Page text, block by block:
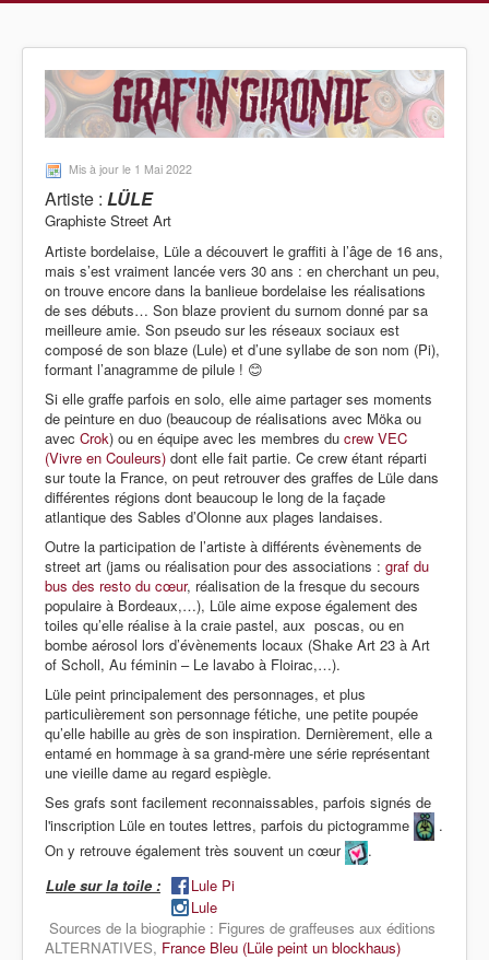
Mis à jour le 1 Mai 2022
Artiste : LÜLE
Graphiste Street Art
Artiste bordelaise, Lüle a découvert le graffiti à l’âge de 16 ans,
mais s’est vraiment lancée vers 30 ans : en cherchant un peu,
on trouve encore dans la banlieue bordelaise les réalisations
de ses débuts… Son blaze provient du surnom donné par sa
meilleure amie. Son pseudo sur les réseaux sociaux est
composé de son blaze (Lule) et d’une syllabe de son nom (Pi),
formant l’anagramme de pilule ! 😊
Si elle graffe parfois en solo, elle aime partager ses moments
de peinture en duo (beaucoup de réalisations avec Möka ou
avec Crok) ou en équipe avec les membres du crew VEC
(Vivre en Couleurs) dont elle fait partie. Ce crew étant réparti
sur toute la France, on peut retrouver des graffes de Lüle dans
différentes régions dont beaucoup le long de la façade
atlantique des Sables d’Olonne aux plages landaises.
Outre la participation de l’artiste à différents évènements de
street art (jams ou réalisation pour des associations : graf du
bus des resto du cœur, réalisation de la fresque du secours
populaire à Bordeaux,…), Lüle aime expose également des
toiles qu’elle réalise à la craie pastel, aux poscas, ou en
bombe aérosol lors d’évènements locaux (Shake Art 23 à Art
of Scholl, Au féminin – Le lavabo à Floirac,…).
Lüle peint principalement des personnages, et plus
particulièrement son personnage fétiche, une petite poupée
qu’elle habille au grès de son inspiration. Dernièrement, elle a
entamé en hommage à sa grand-mère une série représentant
une vieille dame au regard espiègle.
Ses grafs sont facilement reconnaissables, parfois signés de
l'inscription Lüle en toutes lettres, parfois du pictogramme
.
On y retrouve également très souvent un cœur
.
Lule sur la toile :
Lule Pi
Lule
Sources de la biographie : Figures de graffeuses aux éditions
ALTERNATIVES, France Bleu (Lüle peint un blockhaus)